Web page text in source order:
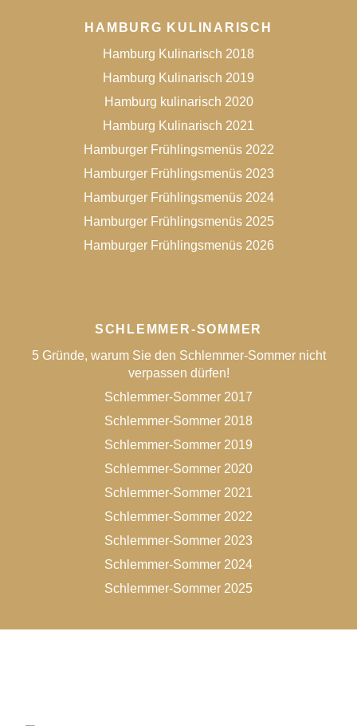
HAMBURG KULINARISCH
Hamburg Kulinarisch 2018
Hamburg Kulinarisch 2019
Hamburg kulinarisch 2020
Hamburg Kulinarisch 2021
Hamburger Frühlingsmenüs 2022
Hamburger Frühlingsmenüs 2023
Hamburger Frühlingsmenüs 2024
Hamburger Frühlingsmenüs 2025
Hamburger Frühlingsmenüs 2026
SCHLEMMER-SOMMER
5 Gründe, warum Sie den Schlemmer-Sommer nicht
verpassen dürfen!
Schlemmer-Sommer 2017
Schlemmer-Sommer 2018
Schlemmer-Sommer 2019
Schlemmer-Sommer 2020
Schlemmer-Sommer 2021
Schlemmer-Sommer 2022
Schlemmer-Sommer 2023
Schlemmer-Sommer 2024
Schlemmer-Sommer 2025